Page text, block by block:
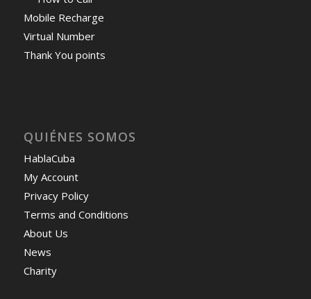
Mobile Recharge
Virtual Number
Thank You points
QUIÉNES SOMOS
HablaCuba
My Account
Privacy Policy
Terms and Conditions
About Us
News
Charity